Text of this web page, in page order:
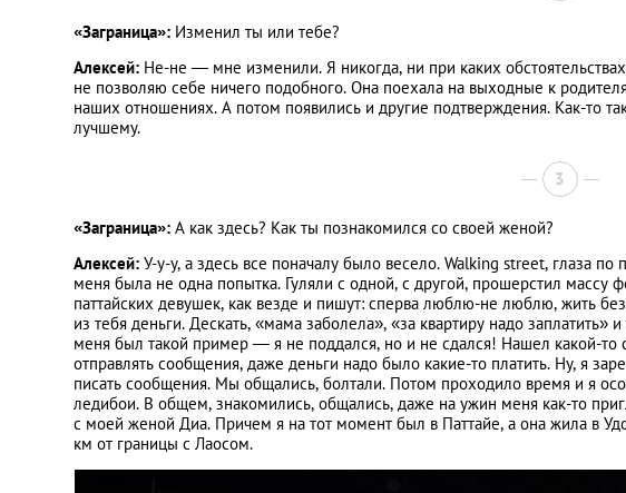
«Заграница»: Изменил ты или тебе?
Алексей: Не-не — мне изменили. Я никогда, ни при каких
не позволяю себе ничего подобного. Она поехала на выходные к
наших отношениях. А потом появились и другие подтверждения. Как-то
лучшему.
3
«Заграница»: А как здесь? Как ты познакомился со своей женой?
Алексей: У-у-у, а здесь все поначалу было весело. Walking street, глаза по
меня была не одна попытка. Гуляли с одной, с другой, прошерстил массу
паттайских девушек, как везде и пишут: сперва люблю-не люблю, жить
из тебя деньги. Дескать, «мама заболела», «за квартиру надо
меня был такой пример — я не поддался, но и не сдался! Нашел какой-то
отправлять сообщения, даже деньги надо было какие-то платить. Ну, я
писать сообщения. Мы общались, болтали. Потом проходило время и я
ледибои. В общем, знакомились, общались, даже на ужин меня как-то
с моей женой Диа. Причем я на тот момент был в Паттайе, а она жила в
км от границы с Лаосом.